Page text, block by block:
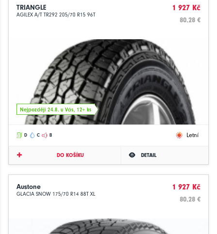
TRIANGLE
AGILEX A/T TR292 205/70 R15 96T
1 927 Kč
80.28 €
Nejpozději 24.8. u Vás, 12+ ks
D C B Letní
DO KOŠÍKU DETAIL
Austone
GLACIA SNOW 175/70 R14 88T XL
1 927 Kč
80.28 €